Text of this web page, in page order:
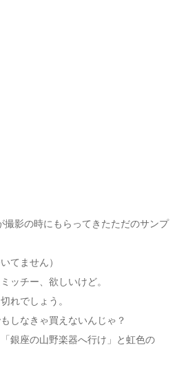
撮影の時にもらってきたただのサンプ
てません）
ッチー、欲しいけど。
れでしょう。
しなきゃ買えないんじゃ？
銀座の山野楽器へ行け」と虹色の